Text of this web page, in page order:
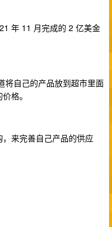
年 11 月完成的 2 亿美金
将自己的产品放到超市里面
格。
来完善自己产品的供应